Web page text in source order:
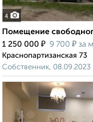
4
Помещение
1 250 000 ₽ 9 700 ₽ за
Краснопартизанская 73
Собственник, 08.09.2023